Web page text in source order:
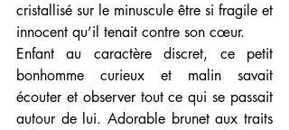
cristallisé sur le minuscule être si fragile et
innocent qu’il tenait contre son cœur.
Enfant au caractère discret, ce petit
bonhomme curieux et malin savait
écouter et observer tout ce qui se passait
autour de lui. Adorable brunet aux traits